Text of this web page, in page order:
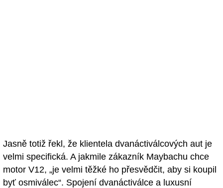
Jasně totiž řekl, že klientela dvanáctiválcových aut je
velmi specifická. A jakmile zákazník Maybachu chce
motor V12, „je velmi těžké ho přesvědčit, aby si koupil
byť osmiválec“. Spojení dvanáctiválce a luxusní